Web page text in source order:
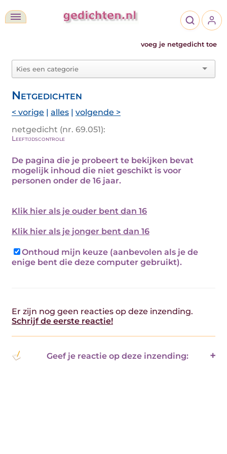
voeg je netgedicht toe
Netgedichten
< vorige | alles | volgende >
netgedicht (nr. 69.051):
Leeftijdscontrole
De pagina die je probeert te bekijken bevat
mogelijk inhoud die niet geschikt is voor
personen onder de 16 jaar.
Klik hier als je ouder bent dan 16
Klik hier als je jonger bent dan 16
Onthoud mijn keuze (aanbevolen als je de
enige bent die deze computer gebruikt).
Er zijn nog geen reacties op deze inzending.
Schrijf de eerste reactie!
Geef je reactie op deze inzending: